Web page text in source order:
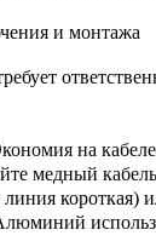
и монтажа
на
медный
линия короткая)